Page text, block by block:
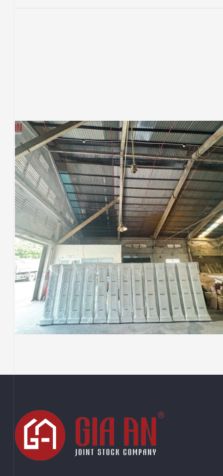
MOCAL CREATIVE THI CÔNG
Sản Xuất Kệ Trưng Bày Cho Thương Hiệu